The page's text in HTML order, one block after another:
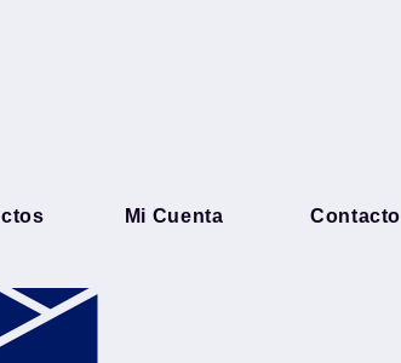
Mi Cuenta Contacto